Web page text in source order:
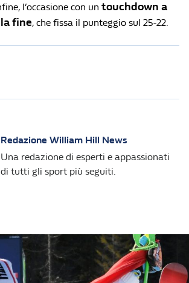
l’occasione con un touchdown a
fine, che fissa il punteggio sul 25-22.
Redazione William Hill News
Una redazione di esperti e appassionati
di tutti gli sport più seguiti.